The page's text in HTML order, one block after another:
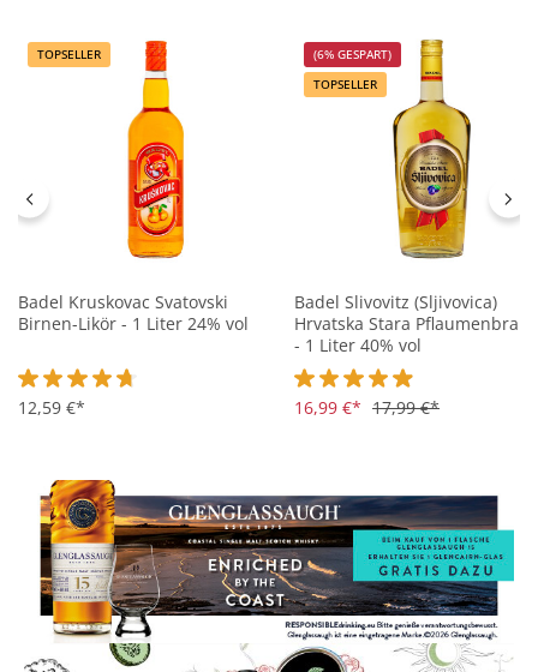
TOPSELLER
Badel Kruskovac Svatovski
Birnen-Likör - 1 Liter 24% vol
Durchschnittliche Bewertung von 4.8 von 5 Sternen
12,59 €*
(6% GESPART)
TOPSELLER
Badel Slivovitz (Sljivovica)
Hrvatska Stara
- 1 Liter 40% vol
Durchschnittliche
16,99 €* 17,99 €*